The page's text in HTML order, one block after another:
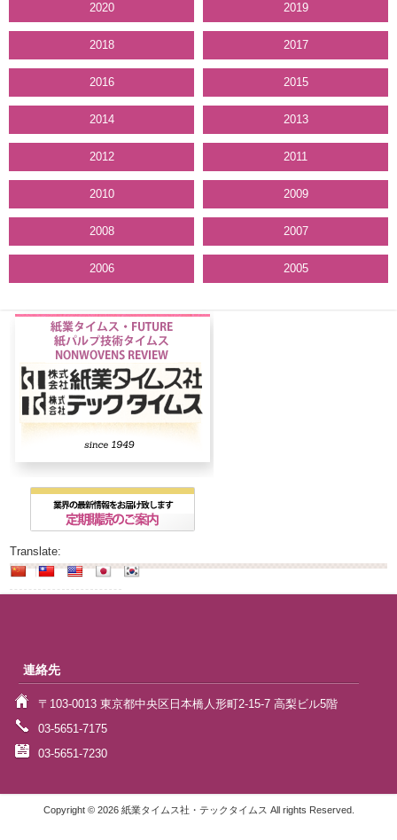
2020 2019
2018 2017
2016 2015
2014 2013
2012 2011
2010 2009
2008 2007
2006 2005
Translate:
連絡先
〒103-0013 東京都中央区日本橋人形町2-15-7 高梨ビル5階
03-5651-7175
03-5651-7230
Copyright © 2026 紙業タイムス社・テックタイムス All rights Reserved.